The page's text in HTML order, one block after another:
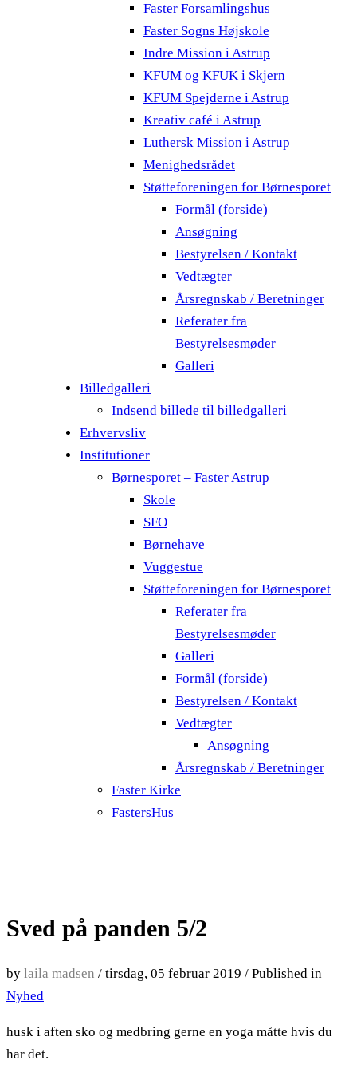
Faster Forsamlingshus
Faster Sogns Højskole
Indre Mission i Astrup
KFUM og KFUK i Skjern
KFUM Spejderne i Astrup
Kreativ café i Astrup
Luthersk Mission i Astrup
Menighedsrådet
Støtteforeningen for Børnesporet
Formål (forside)
Ansøgning
Bestyrelsen / Kontakt
Vedtægter
Årsregnskab / Beretninger
Referater fra
Bestyrelsesmøder
Galleri
Billedgalleri
Indsend billede til billedgalleri
Erhvervsliv
Institutioner
Børnesporet – Faster Astrup
Skole
SFO
Børnehave
Vuggestue
Støtteforeningen for Børnesporet
Referater fra
Bestyrelsesmøder
Galleri
Formål (forside)
Bestyrelsen / Kontakt
Vedtægter
Ansøgning
Årsregnskab / Beretninger
Faster Kirke
FastersHus
Sved på panden 5/2
by laila madsen / tirsdag, 05 februar 2019 / Published in
Nyhed
husk i aften sko og medbring gerne en yoga måtte hvis du
har det.